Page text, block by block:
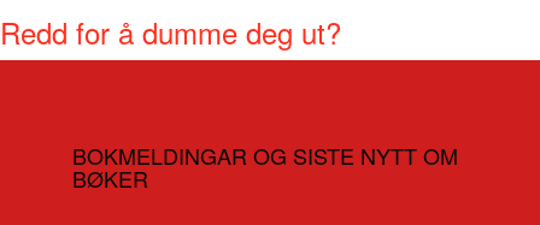
Redd for å dumme deg ut?
BOKMELDINGAR OG SISTE NYTT OM
BØKER